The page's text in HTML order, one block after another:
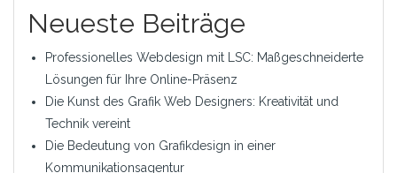
Neueste Beiträge
Professionelles Webdesign mit LSC: Maßgeschneiderte
Lösungen für Ihre Online-Präsenz
Die Kunst des Grafik Web Designers: Kreativität und
Technik vereint
Die Bedeutung von Grafikdesign in einer
Kommunikationsagentur